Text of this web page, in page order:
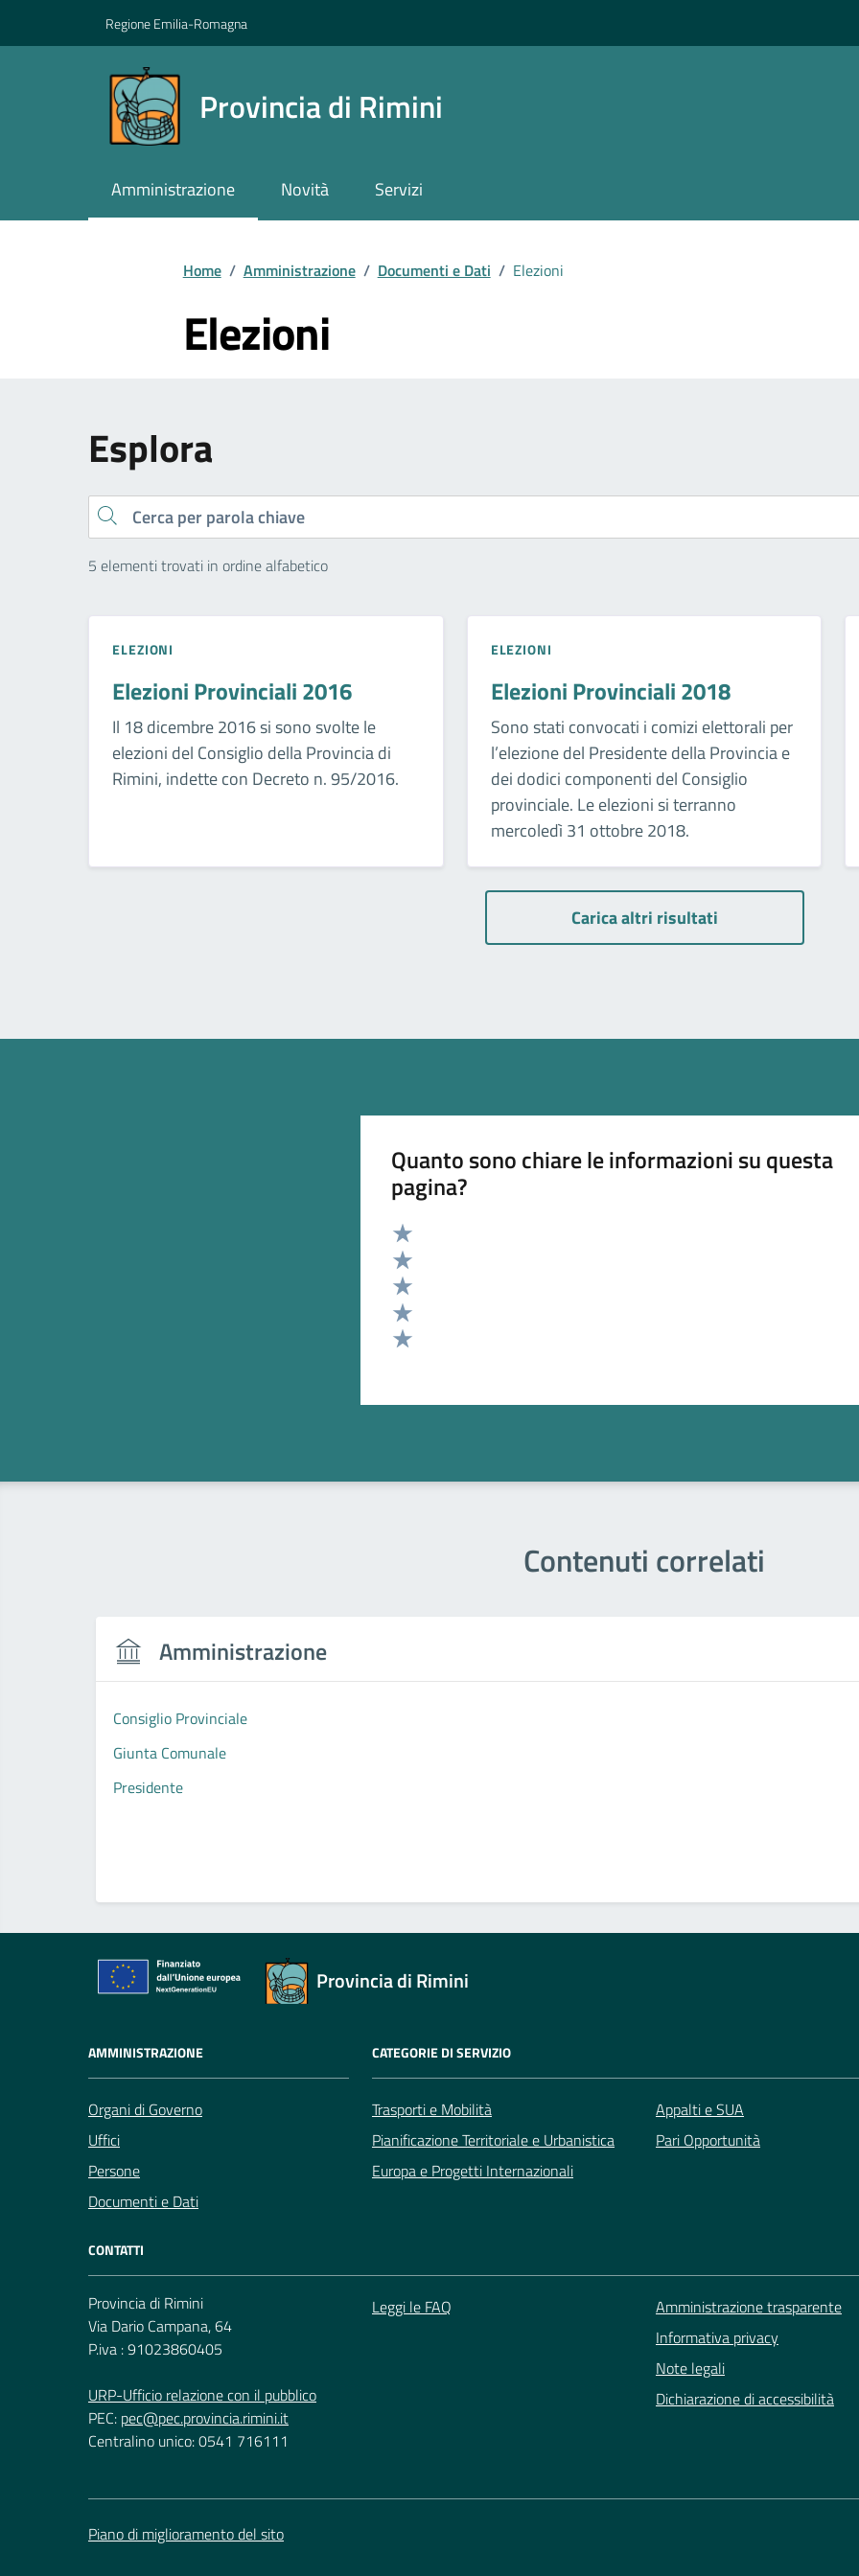
Regione Emilia-Romagna
Provincia di Rimini
Amministrazione Novità Servizi
Home / Amministrazione / Documenti e Dati / Elezioni
Elezioni
Esplora
Cerca
5 elementi trovati in ordine alfabetico
ELEZIONI
Elezioni Provinciali 2016
Il 18 dicembre 2016 si sono svolte le
elezioni del Consiglio della Provincia di
Rimini, indette con Decreto n. 95/2016.
ELEZIONI
Elezioni Provinciali 2018
Sono stati convocati i comizi elettorali per
l’elezione del Presidente della Provincia e
dei dodici componenti del Consiglio
provinciale. Le elezioni si terranno
mercoledì 31 ottobre 2018.
Carica altri risultati
Quanto sono chiare le informazioni su questa
pagina?
Valuta 5 stelle su 5
Valuta 4 stelle su 5
Valuta 3 stelle su 5
Valuta 2 stelle su 5
Contenuti correlati
Amministrazione
Consiglio Provinciale
Giunta Comunale
Presidente
Provincia di Rimini
AMMINISTRAZIONE
Organi di Governo
Uffici
Persone
Documenti e Dati
CATEGORIE DI SERVIZIO
Trasporti e Mobilità
Pianificazione Territoriale e Urbanistica
Europa e Progetti Internazionali
Appalti e SUA
Pari Opportunità
CONTATTI
Provincia di Rimini
Via Dario Campana, 64
P.iva : 91023860405
URP-Ufficio relazione con il pubblico
PEC: pec@pec.provincia.rimini.it
Centralino unico: 0541 716111
Leggi le FAQ
Amministrazione trasparente
Informativa privacy
Note legali
Dichiarazione di accessibilità
Piano di miglioramento del sito